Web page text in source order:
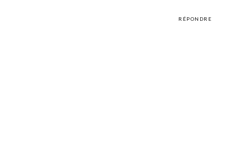
RÉPONDRE